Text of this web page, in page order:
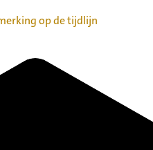
op de tijdlijn